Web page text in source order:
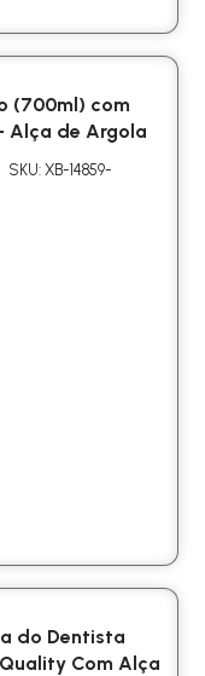
(700ml) com
Alça de Argola
SKU: XB-14859-
do Dentista
Com Alça